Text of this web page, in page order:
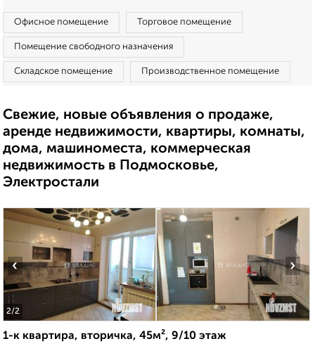
Офисное помещение Торговое помещение
Помещение свободного назначения
Складское помещение Производственное помещение
Свежие, новые объявления о продаже,
аренде недвижимости, квартиры, комнаты,
дома, машиноместа, коммерческая
недвижимость в Подмосковье,
Электростали
2/2
‹ ›
1-к квартира, вторичка, 45м², 9/10 этаж